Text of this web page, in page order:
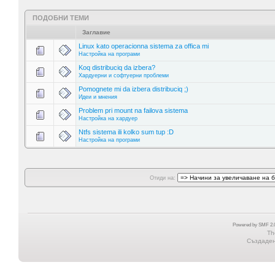
ПОДОБНИ ТЕМИ
Заглавие
Linux kato operacionna sistema za offica mi
Настройка на програми
Koq distribuciq da izbera?
Хардуерни и софтуерни проблеми
Pomognete mi da izbera distribuciq ;)
Идеи и мнения
Problem pri mount na failova sistema
Настройка на хардуер
Ntfs sistema ili kolko sum tup :D
Настройка на програми
Отиди на:
Powered by SMF